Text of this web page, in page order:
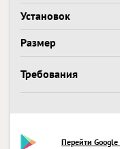
Установок
Размер
Требования
Перейти